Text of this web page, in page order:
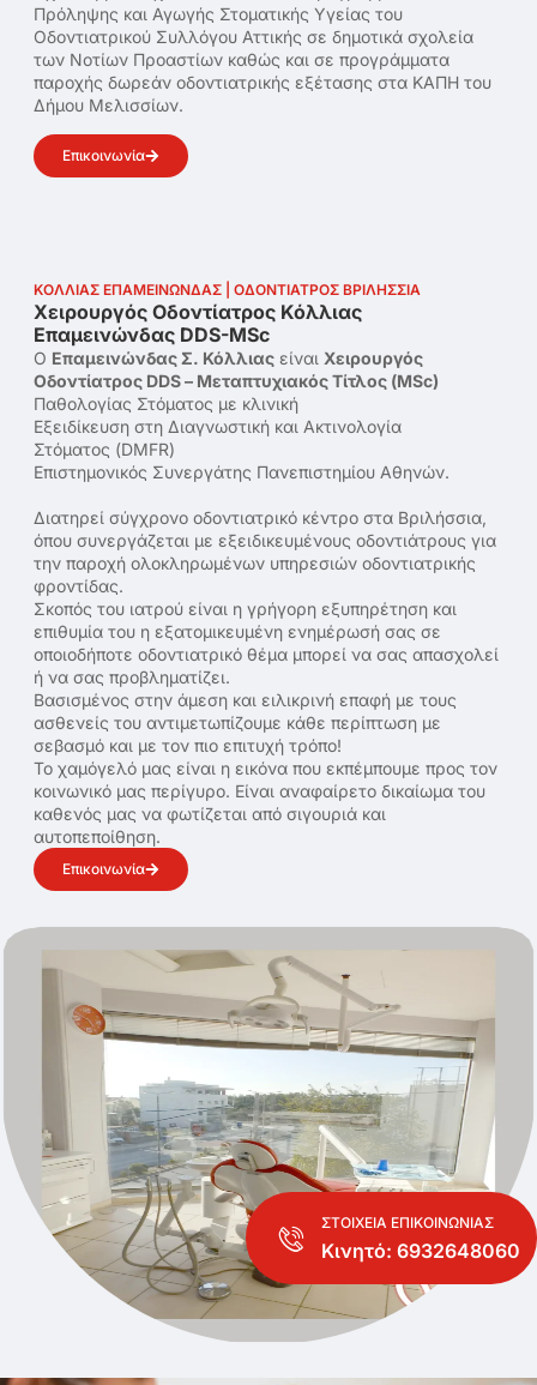
Πρόληψης και Αγωγής Στοματικής Υγείας του
Οδοντιατρικού Συλλόγου Αττικής σε δημοτικά σχολεία
των Νοτίων Προαστίων καθώς και σε προγράμματα
παροχής δωρεάν οδοντιατρικής εξέτασης στα ΚΑΠΗ του
Δήμου Μελισσίων.
Επικοινωνία
ΚΟΛΛΙΑΣ ΕΠΑΜΕΙΝΩΝΔΑΣ | ΟΔΟΝΤΙΑΤΡΟΣ ΒΡΙΛΗΣΣΙΑ
Χειρουργός Οδοντίατρος Κόλλιας
Επαμεινώνδας DDS-MSc
Ο Επαμεινώνδας Σ. Κόλλιας είναι Χειρουργός
Οδοντίατρος DDS – Μεταπτυχιακός Τίτλος (MSc)
Παθολογίας Στόματος με κλινική
Εξειδίκευση στη Διαγνωστική και Ακτινολογία
Στόματος (DMFR)
Επιστημονικός Συνεργάτης Πανεπιστημίου Αθηνών.
Διατηρεί σύγχρονο οδοντιατρικό κέντρο στα Βριλήσσια,
όπου συνεργάζεται με εξειδικευμένους οδοντιάτρους για
την παροχή ολοκληρωμένων υπηρεσιών οδοντιατρικής
φροντίδας.
Σκοπός του ιατρού είναι η γρήγορη εξυπηρέτηση και
επιθυμία του η εξατομικευμένη ενημέρωσή σας σε
οποιοδήποτε οδοντιατρικό θέμα μπορεί να σας απασχολεί
ή να σας προβληματίζει.
Βασισμένος στην άμεση και ειλικρινή επαφή με τους
ασθενείς του αντιμετωπίζουμε κάθε περίπτωση με
σεβασμό και με τον πιο επιτυχή τρόπο!
Το χαμόγελό μας είναι η εικόνα που εκπέμπουμε προς τον
κοινωνικό μας περίγυρο. Είναι αναφαίρετο δικαίωμα του
καθενός μας να φωτίζεται από σιγουριά και
αυτοπεποίθηση.
Επικοινωνία
ΣΤΟΙΧΕΙΑ ΕΠΙΚΟΙΝΩΝΙΑΣ
Κινητό: 6932648060